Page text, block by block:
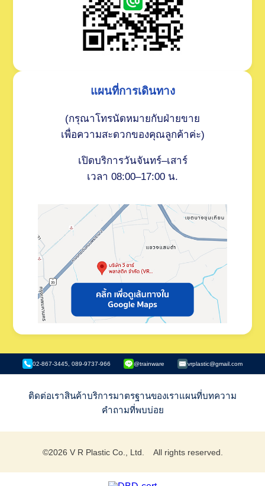
แผนที่การเดินทาง
(กรุณาโทรนัดหมายกับฝ่ายขาย
เพื่อความสะดวกของคุณลูกค้าค่ะ)
เปิดบริการวันจันทร์–เสาร์
เวลา 08:00–17:00 น.
02-867-3445, 089-9737-966 @trainware vrplastic@gmail.com
ติดต่อเราสินค้าบริการมาตรฐานของเราแผนที่บทความ
คำถามที่พบบ่อย
©2026 V R Plastic Co., Ltd. All rights reserved.